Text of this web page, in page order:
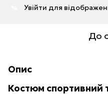
Увійти для
До
Опис
Костюм спортивний